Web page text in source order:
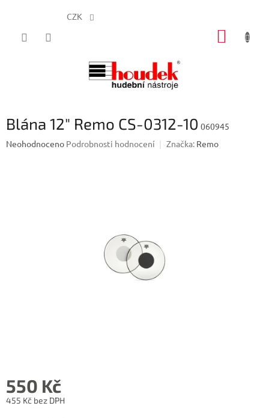
CZK
Blána 12" Remo CS-0312-10 060945
Průměrné
Neohodnoceno Podrobnosti hodnocení Značka: Remo
550 Kč
455 Kč bez DPH